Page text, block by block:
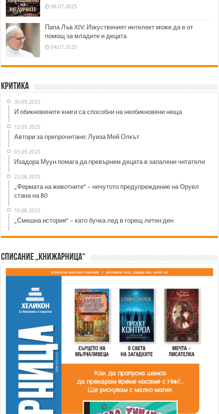
08.07.2025
Папа Лъв XIV: Изкуственият интелект може да е от
помощ за младите и децата
04.07.2025
Критика
30.09.2025
И обикновените книги са способни на необикновени неща
12.09.2025
Автори за препрочитане: Луиза Мей Олкът
03.09.2025
Изадора Муун помага да превърнем децата в запалени читатели
22.08.2025
„Фермата на животните“ – нечутото предупреждение на Оруел
стана на 80
19.08.2025
„Смешна история“ – като бучка лед в горещ летен ден
Списание „Книжарница“